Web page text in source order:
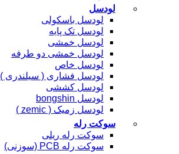
لودسل
لودسل باسکولی
لودسل تک پایه
لودسل خمشی
لودسل خمشی دو طرفه
لودسل خاص
لودسل فشاری ( سیلندری )
لودسل کششی
لودسل bongshin
لودسل زمیک ( zemic )
سوکت رله
سوکت رله ریلی
سوکت رله PCB (سوزنی)